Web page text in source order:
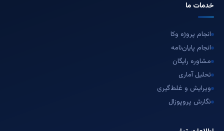
خدمات ما
انجام پروژه وکا
انجام پایان‌نامه
مشاوره رایگان
تحلیل آماری
ویرایش و غلط‌گیری
نگارش پروپوزال